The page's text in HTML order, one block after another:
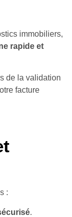
immobiliers,
rapide et
de la validation
facture
:
.